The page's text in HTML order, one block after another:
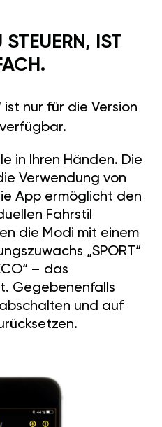
STEUERN, IST
ist nur für die Version
in Ihren Händen. Die
Verwendung von
App ermöglicht den
Fahrstil
die Modi mit einem
„SPORT“
– das
Gegebenenfalls
und auf